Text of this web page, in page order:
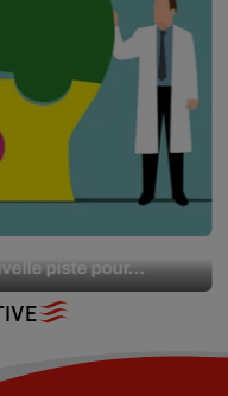
piste pour...